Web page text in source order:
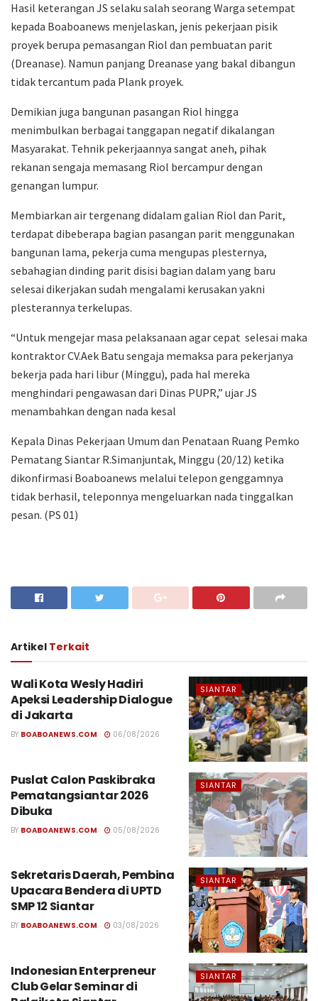
Hasil keterangan JS selaku salah seorang Warga setempat
kepada Boaboanews menjelaskan, jenis pekerjaan pisik
proyek berupa pemasangan Riol dan pembuatan parit
(Dreanase). Namun panjang Dreanase yang bakal dibangun
tidak tercantum pada Plank proyek.
Demikian juga bangunan pasangan Riol hingga
menimbulkan berbagai tanggapan negatif dikalangan
Masyarakat. Tehnik pekerjaannya sangat aneh, pihak
rekanan sengaja memasang Riol bercampur dengan
genangan lumpur.
Membiarkan air tergenang didalam galian Riol dan Parit,
terdapat dibeberapa bagian pasangan parit menggunakan
bangunan lama, pekerja cuma mengupas plesternya,
sebahagian dinding parit disisi bagian dalam yang baru
selesai dikerjakan sudah mengalami kerusakan yakni
plesterannya terkelupas.
“Untuk mengejar masa pelaksanaan agar cepat selesai maka
kontraktor CV.Aek Batu sengaja memaksa para pekerjanya
bekerja pada hari libur (Minggu), pada hal mereka
menghindari pengawasan dari Dinas PUPR,” ujar JS
menambahkan dengan nada kesal
Kepala Dinas Pekerjaan Umum dan Penataan Ruang Pemko
Pematang Siantar R.Simanjuntak, Minggu (20/12) ketika
dikonfirmasi Boaboanews melalui telepon genggamnya
tidak berhasil, teleponnya mengeluarkan nada tinggalkan
pesan. (PS 01)
Artikel Terkait
SIANTAR
Wali Kota Wesly Hadiri
Apeksi Leadership Dialogue
di Jakarta
BY BOABOANEWS.COM 06/08/2026
SIANTAR
Puslat Calon Paskibraka
Pematangsiantar 2026
Dibuka
BY BOABOANEWS.COM 05/08/2026
SIANTAR
Sekretaris Daerah, Pembina
Upacara Bendera di UPTD
SMP 12 Siantar
BY BOABOANEWS.COM 03/08/2026
SIANTAR
Indonesian Enterpreneur
Club Gelar Seminar di